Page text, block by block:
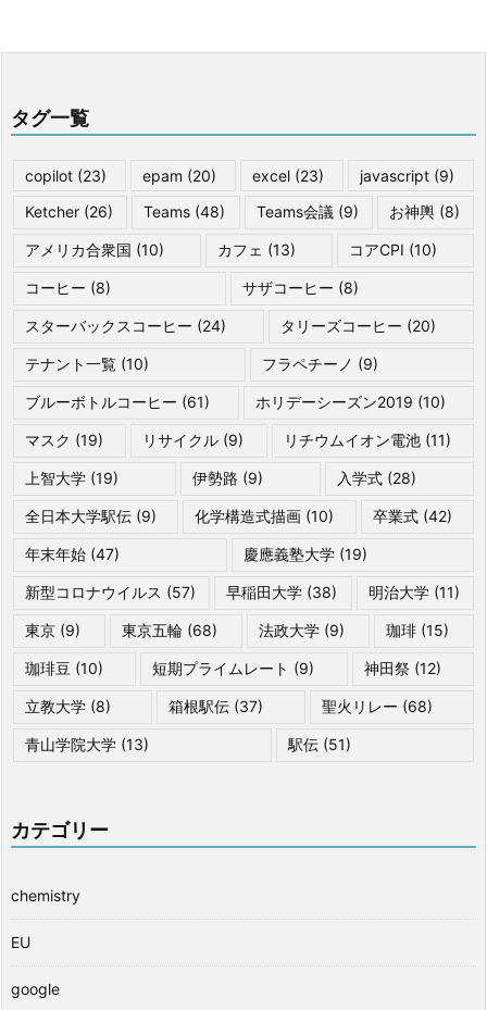
タグ一覧
copilot (23) epam (20) excel (23) javascript (9)
Ketcher (26) Teams (48) Teams会議(9) お神輿(8)
アメリカ合衆国 (10) カフェ (13) コアCPI (10)
コーヒー (8) サザコーヒー (8)
スターバックスコーヒー (24) タリーズコーヒー (20)
テナント一覧 (10) フラペチーノ (9)
ブルーボトルコーヒー (61) ホリデーシーズン2019 (10)
マスク (19) リサイクル (9) リチウムイオン電池(11)
上智大学 (19) 伊勢路 (9) 入学式 (28)
全日本大学駅伝 (9) 化学構造式描画 (10) 卒業式(42)
年末年始 (47) 慶應義塾大学(19)
新型コロナウイルス (57) 早稲田大学 (38) 明治大学(11)
東京 (9) 東京五輪 (68) 法政大学 (9) 珈琲 (15)
珈琲豆 (10) 短期プライムレート (9) 神田祭(12)
立教大学 (8) 箱根駅伝 (37) 聖火リレー (68)
青山学院大学 (13) 駅伝 (51)
カテゴリー
chemistry
EU
google